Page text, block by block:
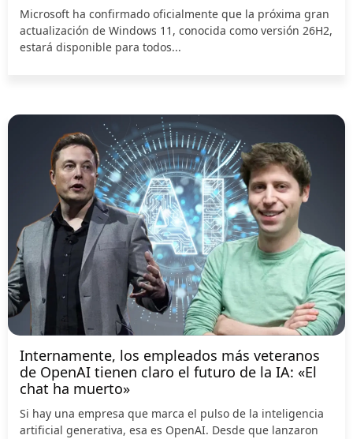
Microsoft ha confirmado oficialmente que la próxima gran
actualización de Windows 11, conocida como versión 26H2,
estará disponible para todos...
Internamente, los empleados más veteranos
de OpenAI tienen claro el futuro de la IA: «El
chat ha muerto»
Si hay una empresa que marca el pulso de la inteligencia
artificial generativa, esa es OpenAI. Desde que lanzaron